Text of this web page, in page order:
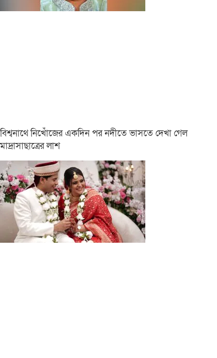
বিশ্বনাথে নিখোঁজের একদিন পর নদীতে ভাসতে দেখা গেল
মাদ্রাসাছাত্রের লাশ